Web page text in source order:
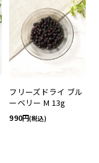
フリーズドライ ブル
ーベリー M 13g
990 (税込)